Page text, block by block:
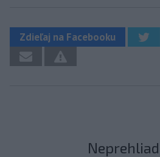
Zdieľaj na Facebooku